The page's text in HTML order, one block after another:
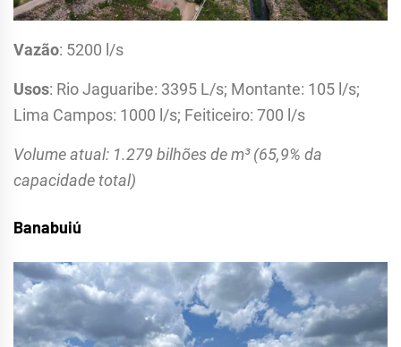
Vazão: 5200 l/s
Usos: Rio Jaguaribe: 3395 L/s; Montante: 105 l/s;
Lima Campos: 1000 l/s; Feiticeiro: 700 l/s
Volume atual: 1.279 bilhões de m³ (65,9% da
capacidade total)
Banabuiú